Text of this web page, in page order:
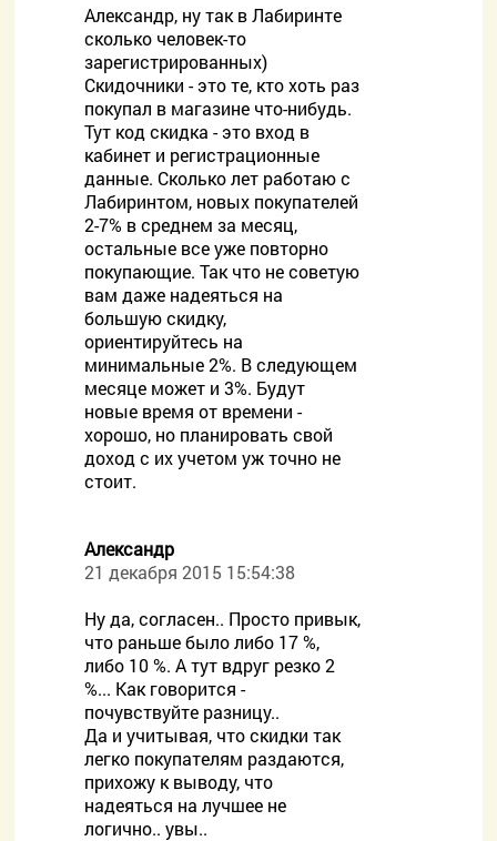
Александр, ну так в Лабиринте
сколько человек-то
зарегистрированных)
Скидочники - это те, кто хоть раз
покупал в магазине что-нибудь.
Тут код скидка - это вход в
кабинет и регистрационные
данные. Сколько лет работаю с
Лабиринтом, новых покупателей
2-7% в среднем за месяц,
остальные все уже повторно
покупающие. Так что не советую
вам даже надеяться на
большую скидку,
ориентируйтесь на
минимальные 2%. В следующем
месяце может и 3%. Будут
новые время от времени -
хорошо, но планировать свой
доход с их учетом уж точно не
стоит.
Александр
21 декабря 2015 15:54:38
Ну да, согласен.. Просто привык,
что раньше было либо 17 %,
либо 10 %. А тут вдруг резко 2
%... Как говорится -
почувствуйте разницу..
Да и учитывая, что скидки так
легко покупателям раздаются,
прихожу к выводу, что
надеяться на лучшее не
логично.. увы..